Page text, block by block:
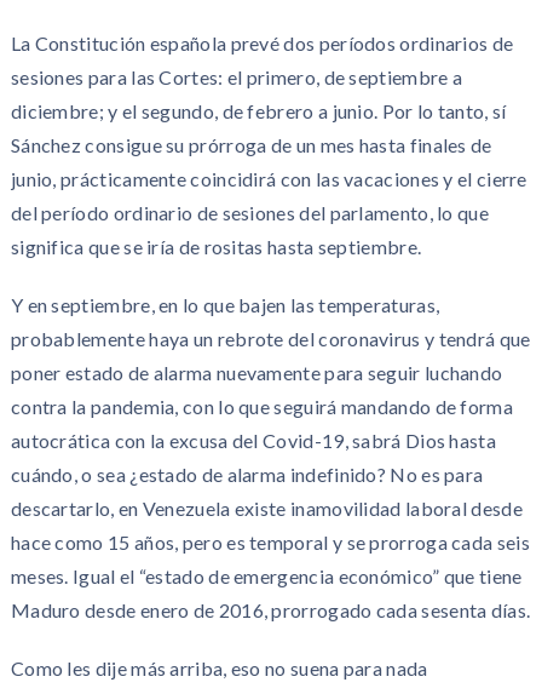
La Constitución española prevé dos períodos ordinarios de
sesiones para las Cortes: el primero, de septiembre a
diciembre; y el segundo, de febrero a junio. Por lo tanto, sí
Sánchez consigue su prórroga de un mes hasta finales de
junio, prácticamente coincidirá con las vacaciones y el cierre
del período ordinario de sesiones del parlamento, lo que
significa que se iría de rositas hasta septiembre.
Y en septiembre, en lo que bajen las temperaturas,
probablemente haya un rebrote del coronavirus y tendrá que
poner estado de alarma nuevamente para seguir luchando
contra la pandemia, con lo que seguirá mandando de forma
autocrática con la excusa del Covid-19, sabrá Dios hasta
cuándo, o sea ¿estado de alarma indefinido? No es para
descartarlo, en Venezuela existe inamovilidad laboral desde
hace como 15 años, pero es temporal y se prorroga cada seis
meses. Igual el “estado de emergencia económico” que tiene
Maduro desde enero de 2016, prorrogado cada sesenta días.
Como les dije más arriba, eso no suena para nada